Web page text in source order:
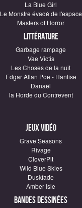
La Blue Girl
Le Monstre évadé de l'espace
Masters of Horror
Littérature
Garbage rampage
Vae Victis
Les Choses de la nuit
Edgar Allan Poe - Hantise
Danaël
la Horde du Contrevent
Jeux vidéo
Grave Seasons
Rivage
CloverPit
Wild Blue Skies
Duskfade
Amber Isle
Bandes dessinées